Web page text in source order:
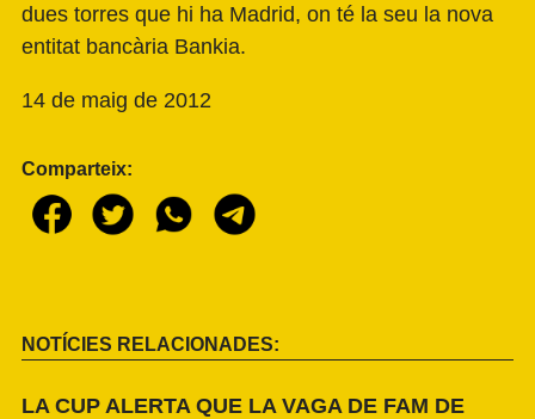
dues torres que hi ha Madrid, on té la seu la nova
entitat bancària Bankia.
14 de maig de 2012
Comparteix:
NOTÍCIES RELACIONADES:
LA CUP ALERTA QUE LA VAGA DE FAM DE